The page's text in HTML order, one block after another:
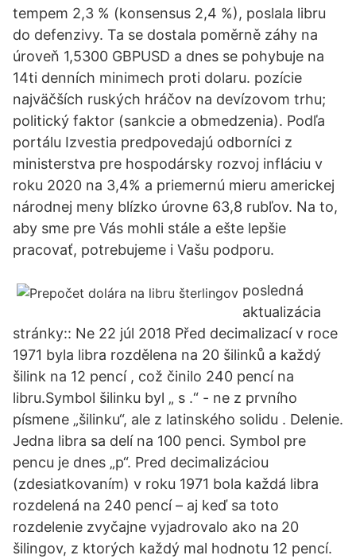
tempem 2,3 % (konsensus 2,4 %), poslala libru
do defenzivy. Ta se dostala poměrně záhy na
úroveň 1,5300 GBPUSD a dnes se pohybuje na
14ti denních minimech proti dolaru. pozície
najväčších ruských hráčov na devízovom trhu;
politický faktor (sankcie a obmedzenia). Podľa
portálu Izvestia predpovedajú odborníci z
ministerstva pre hospodársky rozvoj infláciu v
roku 2020 na 3,4% a priemernú mieru americkej
národnej meny blízko úrovne 63,8 rubľov. Na to,
aby sme pre Vás mohli stále a ešte lepšie
pracovať, potrebujeme i Vašu podporu.
posledná
aktualizácia
stránky:: Ne 22 júl 2018 Před decimalizací v roce
1971 byla libra rozdělena na 20 šilinků a každý
šilink na 12 pencí , což činilo 240 pencí na
libru.Symbol šilinku byl „ s .“ - ne z prvního
písmene „šilinku“, ale z latinského solidu . Delenie.
Jedna libra sa delí na 100 penci. Symbol pre
pencu je dnes „p“. Pred decimalizáciou
(zdesiatkovaním) v roku 1971 bola každá libra
rozdelená na 240 pencí – aj keď sa toto
rozdelenie zvyčajne vyjadrovalo ako na 20
šilingov, z ktorých každý mal hodnotu 12 pencí.